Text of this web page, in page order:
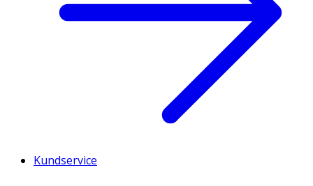
ytbehandlingsmedel (etylcellulosa), betakaroten,
pantotensyra (kalcium-D-pantotenat), mangansulfat,
vitamin D (kolekalciferol), kopparsulfat, riboflavin,
vitamin B6 (pyridoxinhydroklorid), tiaminmononitrat,
folsyra (pteroylmonoglutaminsyra), vitamin B12
(cyanokobalamin), kromklorid, kaliumjodid,
natriumselenit, ammoniummolybdat, D-biotin.
Kundservice